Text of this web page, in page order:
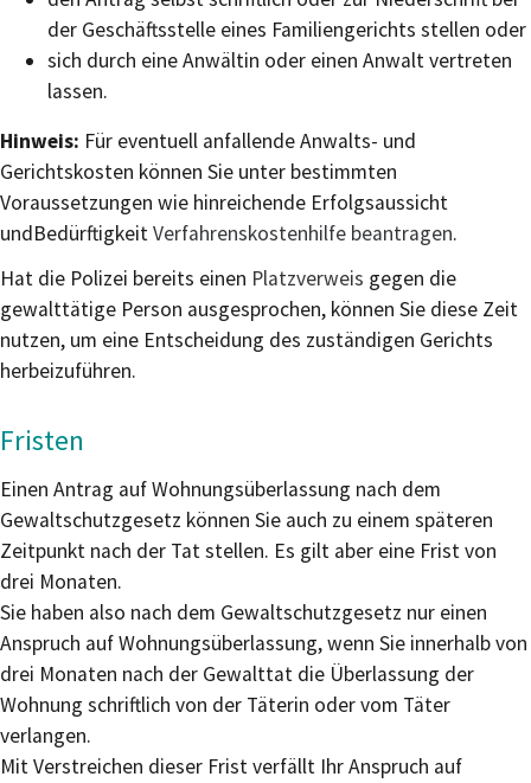
der Geschäftsstelle eines Familiengerichts stellen oder
sich durch eine Anwältin oder einen Anwalt vertreten
lassen.
Hinweis: Für eventuell anfallende Anwalts- und
Gerichtskosten können Sie unter bestimmten
Voraussetzungen wie hinreichende Erfolgsaussicht
undBedürftigkeitVerfahrenskostenhilfe beantragen.
Hat die Polizei bereits einen Platzverweis gegen die
gewalttätige Person ausgesprochen, können Sie diese Zeit
nutzen, um eine Entscheidung des zuständigen Gerichts
herbeizuführen.
Fristen
Einen Antrag auf Wohnungsüberlassung nach dem
Gewaltschutzgesetz können Sie auch zu einem späteren
Zeitpunkt nach der Tat stellen. Es gilt aber eine Frist von
drei Monaten.
Sie haben also nach dem Gewaltschutzgesetz nur einen
Anspruch auf Wohnungsüberlassung, wenn Sie innerhalb von
drei Monaten nach der Gewalttat die Überlassung der
Wohnung schriftlich von der Täterin oder vom Täter
verlangen.
Mit Verstreichen dieser Frist verfällt Ihr Anspruch auf